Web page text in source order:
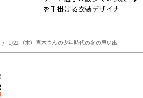
を手掛ける衣装デザイナ
1/22（木）青木さんの少年時代の冬の思い出